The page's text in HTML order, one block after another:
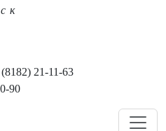
21-11-63
90